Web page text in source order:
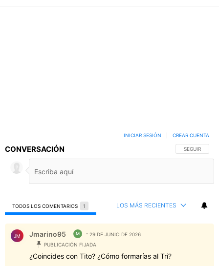
CONVERSACIÓN SIGA ESTA
SEGUIR
INICIAR SESIÓN CREAR CUENTA
TODOS LOS COMENTARIOS 1 LOS MÁS RECIENTES
Todos los comentarios
Comentario de Jmarino95.
JM Jmarino95 M
29 DE JUNIO DE 2026
PUBLICACIÓN FIJADA
¿Coincides con Tito? ¿Cómo formarías al Tri?